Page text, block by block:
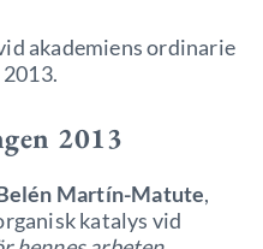
akademiens ordinarie
2013
Martín-Matute,
katalys vid